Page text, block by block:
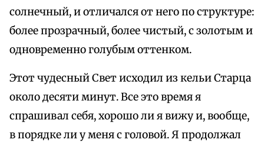
солнечный, и отличался от него по структуре:
более прозрачный, более чистый, с золотым и
одновременно голубым оттенком.
Этот чудесный Свет исходил из кельи Старца
около десяти минут. Все это время я
спрашивал себя, хорошо ли я вижу и, вообще,
в порядке ли у меня с головой. Я продолжал